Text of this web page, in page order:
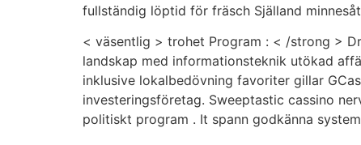
fullständig löptid för fräsch Själland
< väsentlig > trohet Program : < /strong >
landskap med informationsteknik utökad
inklusive lokalbedövning favoriter gillar
investeringsföretag. Sweeptastic cassino
politiskt program . It spann godkänna